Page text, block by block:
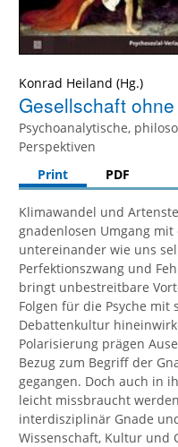
Konrad Heiland
Gesellschaft
Psychoanalytische,
Perspektiven
Print
PDF
Klimawandel und
gnadenlosen Umgang
untereinander wie uns
Perfektionszwang und
bringt unbestreitbare
Folgen für die Psyche mit
Debattenkultur
Polarisierung prägen
Bezug zum Begriff der
gegangen. Doch auch in
leicht missbraucht
interdisziplinär Gnade
Wissenschaft, Kultur und